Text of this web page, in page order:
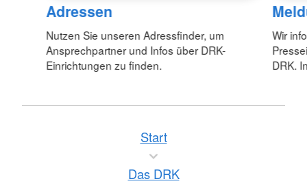
Adressen
Nutzen Sie unseren Adressfinder, um
Ansprechpartner und Infos über DRK-
Einrichtungen zu finden.
Wir
DRK.
Start
Das DRK